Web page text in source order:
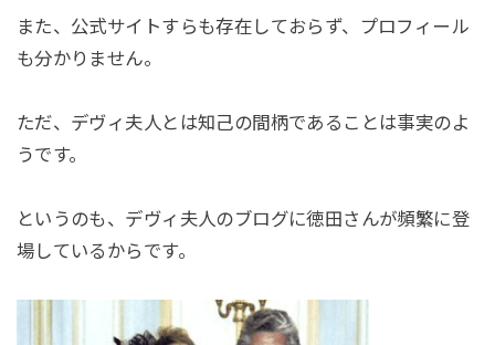
また、公式サイトすらも存在しておらず、プロフィール
も分かりません。
ただ、デヴィ夫人とは知己の間柄であることは事実のよ
うです。
というのも、デヴィ夫人のブログに徳田さんが頻繁に登
場しているからです。